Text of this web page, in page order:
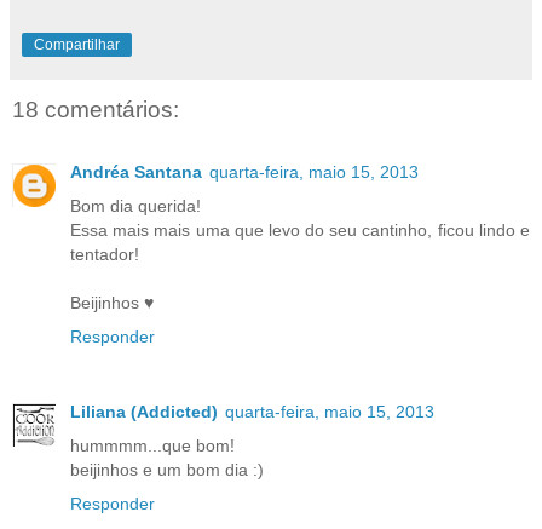
Compartilhar
18 comentários:
Andréa Santana quarta-feira, maio 15, 2013
Bom dia querida!
Essa mais mais uma que levo do seu cantinho, ficou lindo e
tentador!
Beijinhos ♥
Responder
Liliana (Addicted) quarta-feira, maio 15, 2013
hummmm...que bom!
beijinhos e um bom dia :)
Responder